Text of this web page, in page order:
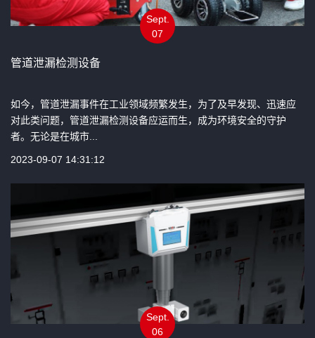
Sept.
07
管道泄漏检测设备
如今，管道泄漏事件在工业领域频繁发生，为了及早发现、迅速应
对此类问题，管道泄漏检测设备应运而生，成为环境安全的守护
者。无论是在城市...
2023-09-07 14:31:12
Sept.
06